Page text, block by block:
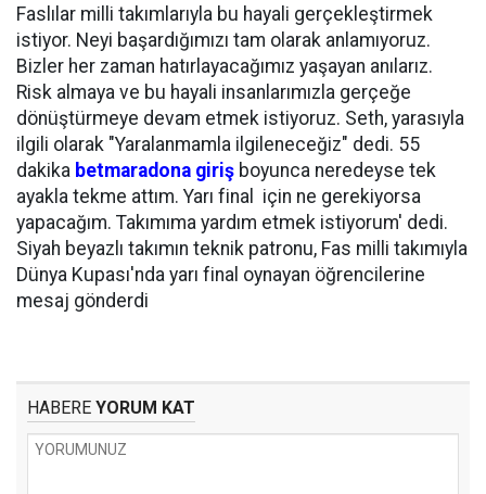
Faslılar milli takımlarıyla bu hayali gerçekleştirmek
istiyor. Neyi başardığımızı tam olarak anlamıyoruz.
Bizler her zaman hatırlayacağımız yaşayan anılarız.
Risk almaya ve bu hayali insanlarımızla gerçeğe
dönüştürmeye devam etmek istiyoruz. Seth, yarasıyla
ilgili olarak "Yaralanmamla ilgileneceğiz" dedi. 55
dakika betmaradona giriş boyunca neredeyse tek
ayakla tekme attım. Yarı final için ne gerekiyorsa
yapacağım. Takımıma yardım etmek istiyorum' dedi.
Siyah beyazlı takımın teknik patronu, Fas milli takımıyla
Dünya Kupası'nda yarı final oynayan öğrencilerine
mesaj gönderdi
HABERE YORUM KAT